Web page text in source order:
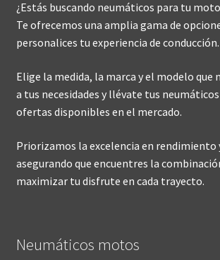
¿Estás buscando neumáticos para tu
Te ofrecemos una amplia gama de
personalices tu experiencia de conducción.
Elige la medida, la marca y el modelo que
a tus necesidades y llévate tus
ofertas disponibles en el mercado.
Priorizamos la excelencia en rendimiento
asegurando que encuentres la
maximizar tu disfrute en cada trayecto.
Neumáticos motos